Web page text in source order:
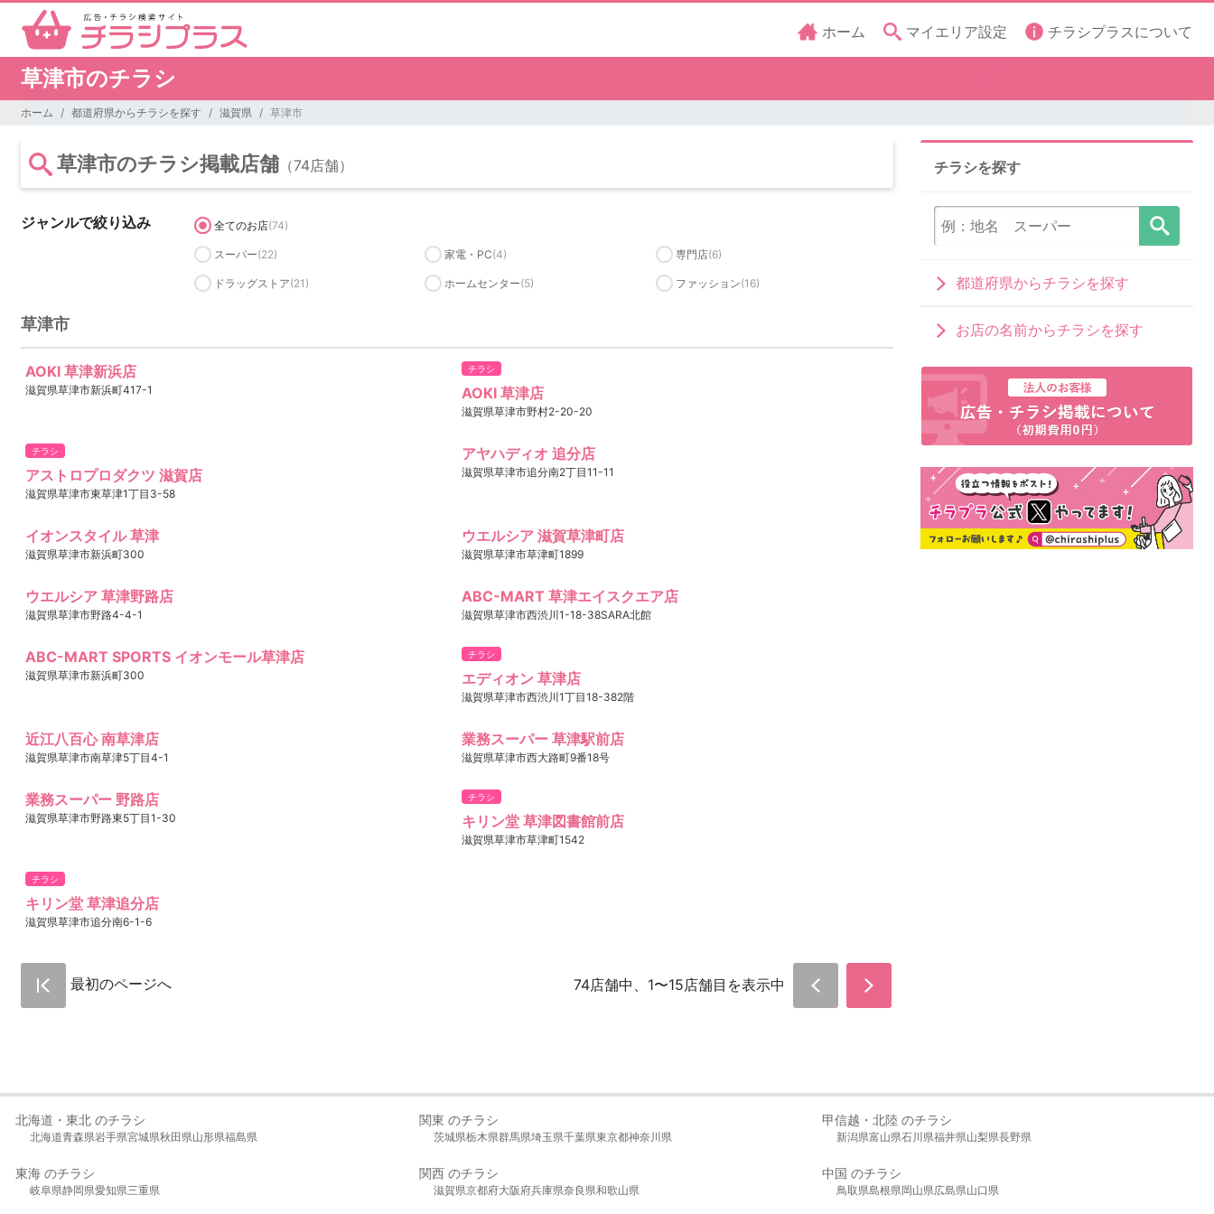
ホーム マイエリア設定 チラシプラスについて
草津市のチラシ
ホーム 都道府県からチラシを探す 滋賀県 草津市
草津市のチラシ掲載店舗 （74店舗）
ジャンルで絞り込み 全てのお店(74)
スーパー(22) 家電・PC(4) 専門店(6)
ドラッグストア(21) ホームセンター(5) ファッション(16)
草津市
AOKI 草津新浜店
滋賀県草津市新浜町417-1
チラシ
AOKI 草津店
滋賀県草津市野村2-20-20
チラシ
アストロプロダクツ 滋賀店
滋賀県草津市東草津1丁目3-58
アヤハディオ 追分店
滋賀県草津市追分南2丁目11-11
イオンスタイル 草津
滋賀県草津市新浜町300
ウエルシア 滋賀草津町店
滋賀県草津市草津町1899
ウエルシア 草津野路店
滋賀県草津市野路4-4-1
ABC-MART 草津エイスクエア店
滋賀県草津市西渋川1-18-38SARA北館
ABC-MART SPORTS イオンモール草津店
滋賀県草津市新浜町300
チラシ
エディオン 草津店
滋賀県草津市西渋川1丁目18-382階
近江八百心 南草津店
滋賀県草津市南草津5丁目4-1
業務スーパー 草津駅前店
滋賀県草津市西大路町9番18号
業務スーパー 野路店
滋賀県草津市野路東5丁目1-30
チラシ
キリン堂 草津図書館前店
滋賀県草津市草津町1542
チラシ
キリン堂 草津追分店
滋賀県草津市追分南6-1-6
最初のページへ 74店舗中、1〜15店舗目を表示中
チラシを探す
都道府県からチラシを探す
お店の名前からチラシを探す
北海道・東北 のチラシ
北海道青森県岩手県宮城県秋田県山形県福島県
関東 のチラシ
茨城県栃木県群馬県埼玉県千葉県東京都神奈川県
甲信越・北陸 のチラシ
新潟県富山県石川県福井県山梨県長野県
東海 のチラシ
岐阜県静岡県愛知県三重県
関西 のチラシ
滋賀県京都府大阪府兵庫県奈良県和歌山県
中国 のチラシ
鳥取県島根県岡山県広島県山口県